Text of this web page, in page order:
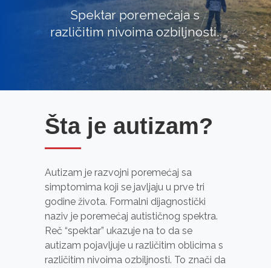
Spektar poremećaja s
različitim nivoima ozbiljnosti.
Šta je autizam?
Autizam je razvojni poremećaj sa
simptomima koji se javljaju u prve tri
godine života. Formalni dijagnostički
naziv je poremećaj autističnog spektra.
Reč “spektar” ukazuje na to da se
autizam pojavljuje u različitim oblicima s
različitim nivoima ozbiljnosti. To znači da